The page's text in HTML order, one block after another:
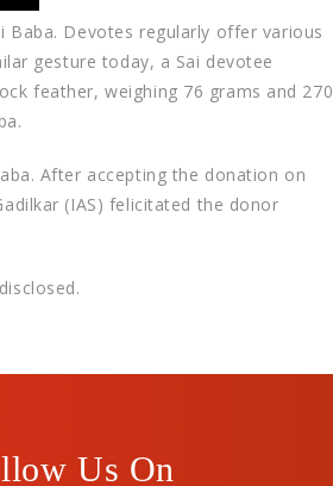
Devotes regularly offer various
gesture today, a Sai devotee
feather, weighing 76 grams and 270
After accepting the donation on
(IAS) felicitated the donor
Us On